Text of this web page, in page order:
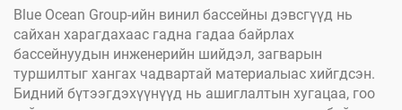
Blue Ocean Group-ийн винил бассейны дэвсгүүд нь
сайхан харагдахаас гадна гадаа байрлах
бассейнуудын инженерийн шийдэл, загварын
туршилтыг хангах чадвартай материалыас хийгдсэн.
Бидний бүтээгдэхүүнүүд нь ашиглалтын хугацаа, гоо